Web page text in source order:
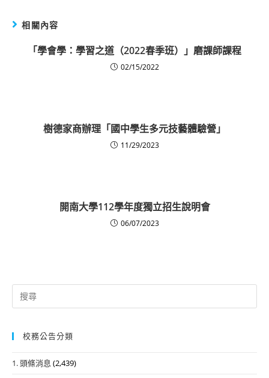
相關內容
「學會學：學習之道（2022春季班）」磨課師課程
02/15/2022
樹德家商辦理「國中學生多元技藝體驗營」
11/29/2023
開南大學112學年度獨立招生說明會
06/07/2023
Search
for:
校務公告分類
1. 頭條消息 (2,439)